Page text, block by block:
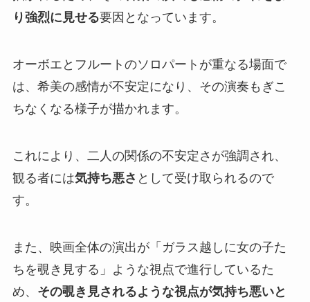
り強烈に見せる要因となっています。
オーボエとフルートのソロパートが重なる場面で
は、希美の感情が不安定になり、その演奏もぎこ
ちなくなる様子が描かれます。
これにより、二人の関係の不安定さが強調され、
観る者には気持ち悪さ として受け取られるので
す。
また、映画全体の演出が「ガラス越しに女の子た
ちを覗き見する」ような視点で進行しているた
め、 その覗き見されるような視点が気持ち悪いと